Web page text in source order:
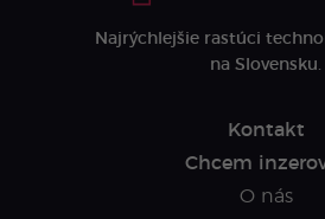
Najrýchlejšie rastúci
na Slovensku.
Kontakt
Chcem
O nás